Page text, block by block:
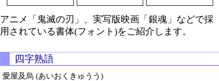
アニメ「鬼滅の刃」、実写版映画「銀魂」などで採
用されている書体(フォント)をご紹介します。
四字熟語
愛屋及烏 (あいおくきゅうう)